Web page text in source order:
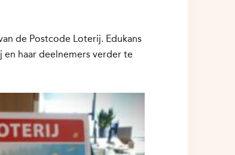
de Postcode Loterij. Edukans
haar deelnemers verder te